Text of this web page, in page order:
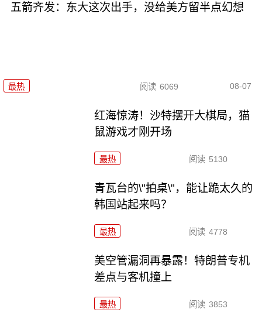
五箭齐发：东大这次出手，没给美方留半点幻想
最热 阅读 6069 08-07
红海惊涛！沙特摆开大棋局，猫
鼠游戏才刚开场
最热 阅读 5130
青瓦台的\"拍桌\"，能让跪太久的
韩国站起来吗？
最热 阅读 4778
美空管漏洞再暴露！特朗普专机
差点与客机撞上
最热 阅读 3853